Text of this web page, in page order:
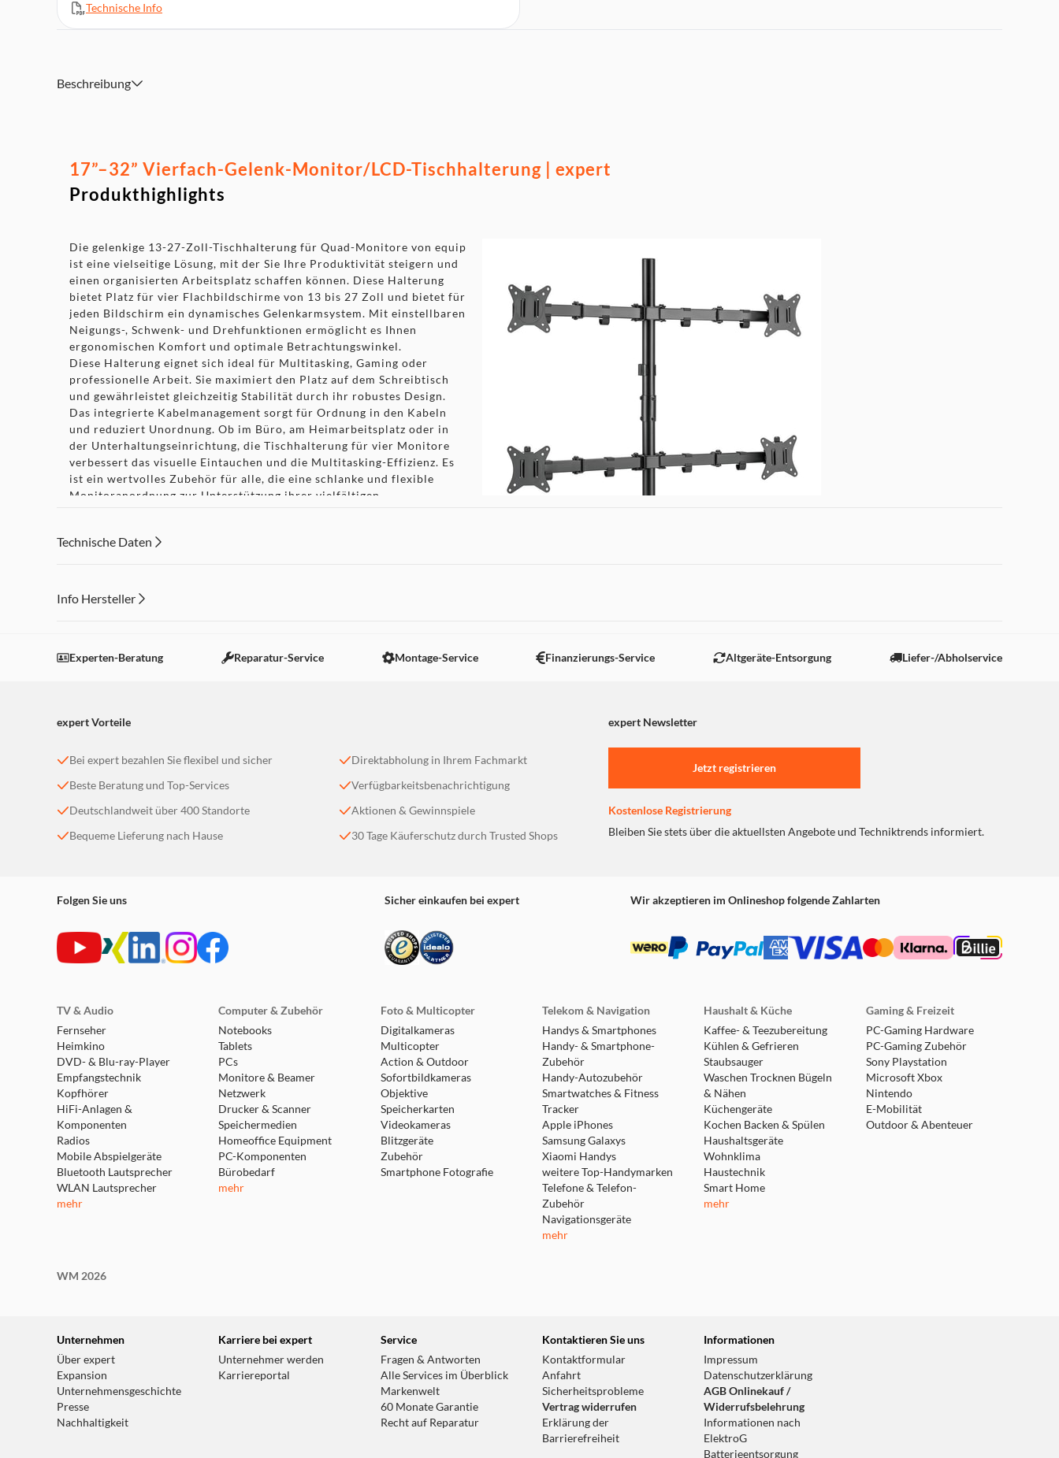
Kabelclips halten Kabel organisiert und geschützt
Both grommet and desk clamp mounting available
Technische Info
Beschreibung
17”–32” Vierfach-Gelenk-Monitor/LCD-Tischhalterung | expert
Produkthighlights
Die gelenkige 13-27-Zoll-Tischhalterung für Quad-Monitore von equip
ist eine vielseitige Lösung, mit der Sie Ihre Produktivität steigern und
einen organisierten Arbeitsplatz schaffen können. Diese Halterung
bietet Platz für vier Flachbildschirme von 13 bis 27 Zoll und bietet für
jeden Bildschirm ein dynamisches Gelenkarmsystem. Mit einstellbaren
Neigungs-, Schwenk- und Drehfunktionen ermöglicht es Ihnen
ergonomischen Komfort und optimale Betrachtungswinkel.
Diese Halterung eignet sich ideal für Multitasking, Gaming oder
professionelle Arbeit. Sie maximiert den Platz auf dem Schreibtisch
und gewährleistet gleichzeitig Stabilität durch ihr robustes Design.
Das integrierte Kabelmanagement sorgt für Ordnung in den Kabeln
und reduziert Unordnung. Ob im Büro, am Heimarbeitsplatz oder in
der Unterhaltungseinrichtung, die Tischhalterung für vier Monitore
verbessert das visuelle Eintauchen und die Multitasking-Effizienz. Es
ist ein wertvolles Zubehör für alle, die eine schlanke und flexible
Monitoranordnung zur Unterstützung ihrer vielfältigen
Technische Daten
Info Hersteller
Einstellungen anpassen
Experten-Beratung Reparatur-Service Montage-Service Finanzierungs-Service Altgeräte-Entsorgung Liefer-/Abholservice
expert Vorteile expert Newsletter
Bei expert bezahlen Sie flexibel und sicher
Beste Beratung und Top-Services
Deutschlandweit über 400 Standorte
Bequeme Lieferung nach Hause
Direktabholung in Ihrem Fachmarkt
Verfügbarkeitsbenachrichtigung
Aktionen & Gewinnspiele
30 Tage Käuferschutz durch Trusted Shops
Jetzt registrieren
Kostenlose Registrierung
Bleiben Sie stets über die aktuellsten Angebote und Techniktrends informiert.
Folgen Sie uns Sicher einkaufen bei expert Wir akzeptieren im Onlineshop folgende Zahlarten
TV & Audio
Fernseher
Heimkino
DVD- & Blu-ray-Player
Empfangstechnik
Kopfhörer
HiFi-Anlagen &
Komponenten
Radios
Mobile Abspielgeräte
Bluetooth Lautsprecher
WLAN Lautsprecher
mehr
Computer & Zubehör
Notebooks
Tablets
PCs
Monitore & Beamer
Netzwerk
Drucker & Scanner
Speichermedien
Homeoffice Equipment
PC-Komponenten
Bürobedarf
mehr
Foto & Multicopter
Digitalkameras
Multicopter
Action & Outdoor
Sofortbildkameras
Objektive
Speicherkarten
Videokameras
Blitzgeräte
Zubehör
Smartphone Fotografie
Telekom & Navigation
Handys & Smartphones
Handy- & Smartphone-
Zubehör
Handy-Autozubehör
Smartwatches & Fitness
Tracker
Apple iPhones
Samsung Galaxys
Xiaomi Handys
weitere Top-Handymarken
Telefone & Telefon-
Zubehör
Navigationsgeräte
mehr
Haushalt & Küche
Kaffee- & Teezubereitung
Kühlen & Gefrieren
Staubsauger
Waschen Trocknen Bügeln
& Nähen
Küchengeräte
Kochen Backen & Spülen
Haushaltsgeräte
Wohnklima
Haustechnik
Smart Home
mehr
Gaming & Freizeit
PC-Gaming Hardware
PC-Gaming Zubehör
Sony Playstation
Microsoft Xbox
Nintendo
E-Mobilität
Outdoor & Abenteuer
WM 2026
Unternehmen
Über expert
Expansion
Unternehmensgeschichte
Presse
Nachhaltigkeit
Karriere bei expert
Unternehmer werden
Karriereportal
Service
Fragen & Antworten
Alle Services im Überblick
Markenwelt
60 Monate Garantie
Recht auf Reparatur
Kontaktieren Sie uns
Kontaktformular
Anfahrt
Sicherheitsprobleme
Vertrag widerrufen
Erklärung der
Barrierefreiheit
Informationen
Impressum
Datenschutzerklärung
AGB Onlinekauf /
Widerrufsbelehrung
Informationen nach
ElektroG
Batterieentsorgung